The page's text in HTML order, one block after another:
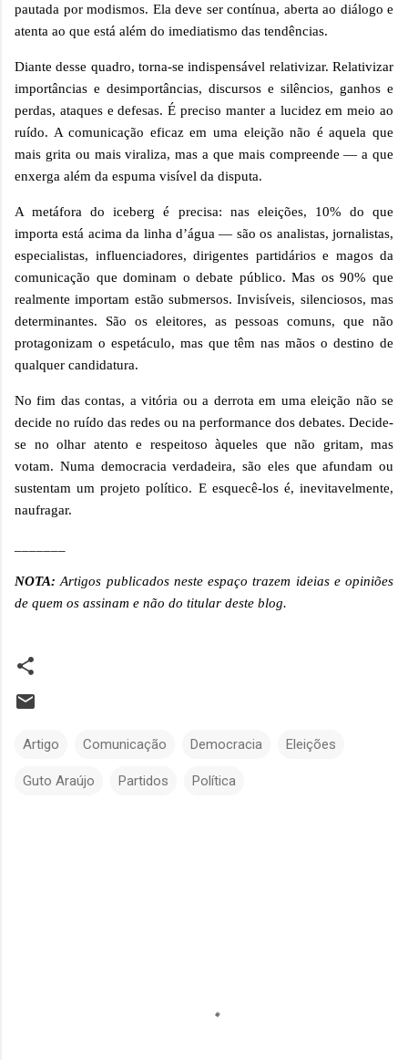
pautada por modismos. Ela deve ser contínua, aberta ao diálogo e
atenta ao que está além do imediatismo das tendências.
Diante desse quadro, torna-se indispensável relativizar. Relativizar
importâncias e desimportâncias, discursos e silêncios, ganhos e
perdas, ataques e defesas. É preciso manter a lucidez em meio ao
ruído. A comunicação eficaz em uma eleição não é aquela que
mais grita ou mais viraliza, mas a que mais compreende— a que
enxerga além da espuma visível da disputa.
A metáfora do iceberg é precisa: nas eleições, 10% do que
importa está acima da linha d’água— são os analistas, jornalistas,
especialistas, influenciadores, dirigentes partidários e magos da
comunicação que dominam o debate público. Mas os 90% que
realmente importam estão submersos. Invisíveis, silenciosos, mas
determinantes. São os eleitores, as pessoas comuns, que não
protagonizam o espetáculo, mas que têm nas mãos o destino de
qualquer candidatura.
No fim das contas, a vitória ou a derrota em uma eleição não se
decide no ruído das redes ou na performance dos debates. Decide-
se no olhar atento e respeitoso àqueles que não gritam, mas
votam. Numa democracia verdadeira, são eles que afundam ou
sustentam um projeto político. E esquecê-los é, inevitavelmente,
naufragar.
NOTA: Artigos publicados neste espaço trazem ideias e opiniões
de quem os assinam e não do titular deste blog.
Artigo Comunicação Democracia Eleições
Guto Araújo Partidos Política